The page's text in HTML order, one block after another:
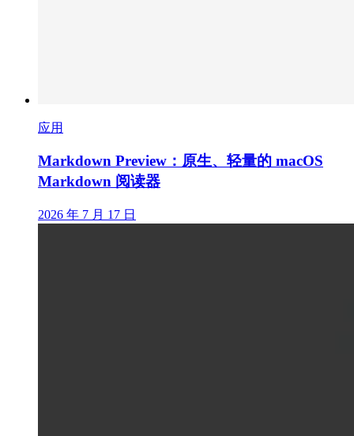
应用
Markdown Preview：原生、轻量的 macOS
Markdown 阅读器
2026 年 7 月 17 日